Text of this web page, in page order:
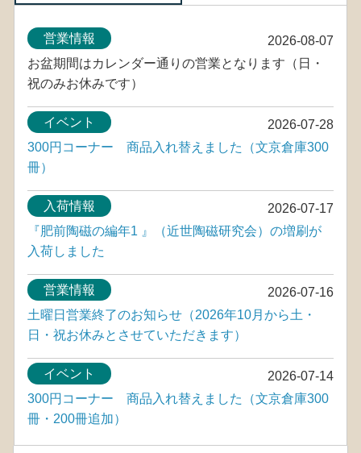
2026-08-07
営業情報
お盆期間はカレンダー通りの営業となります（日・
祝のみお休みです）
2026-07-28
イベント
300円コーナー 商品入れ替えました（文京倉庫300
冊）
2026-07-17
入荷情報
『肥前陶磁の編年1 』（近世陶磁研究会）の増刷が
入荷しました
2026-07-16
営業情報
土曜日営業終了のお知らせ（2026年10月から土・
日・祝お休みとさせていただきます）
2026-07-14
イベント
300円コーナー 商品入れ替えました（文京倉庫300
冊・200冊追加）